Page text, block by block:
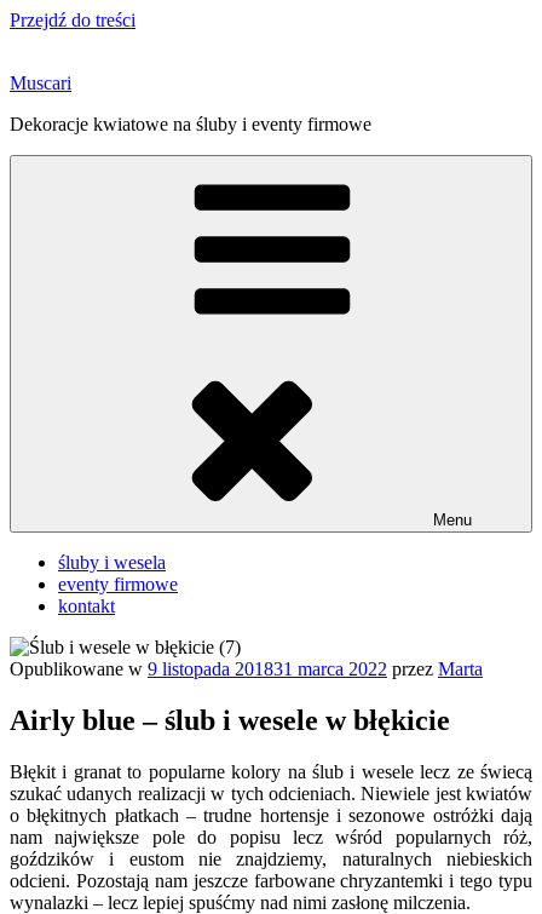
Przejdź do treści
Muscari
Dekoracje kwiatowe na śluby i eventy firmowe
Menu
śluby i wesela
eventy firmowe
kontakt
Opublikowane w 9 listopada 201831 marca 2022 przez Marta
Airly blue – ślub i wesele w błękicie
Błękit i granat to popularne kolory na ślub i wesele lecz ze świecą
szukać udanych realizacji w tych odcieniach. Niewiele jest kwiatów
o błękitnych płatkach – trudne hortensje i sezonowe ostróżki dają
nam największe pole do popisu lecz wśród popularnych róż,
goździków i eustom nie znajdziemy, naturalnych niebieskich
odcieni. Pozostają nam jeszcze farbowane chryzantemki i tego typu
wynalazki – lecz lepiej spuśćmy nad nimi zasłonę milczenia.